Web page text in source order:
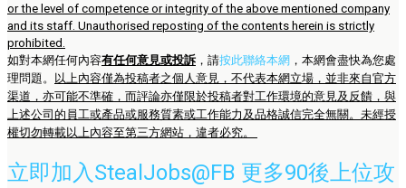
or the level of competence or integrity of the above mentioned company
and its staff. Unauthorised reposting of the contents herein is strictly
prohibited.
如對本網任何內容有任何意見或投訴 ，請按此聯絡本網 ，本網會盡快為您處
理問題。
以上內容僅為投稿者之個人意見，不代表本網立場，並非來自官方
渠道，亦可能不準確，而評論亦僅限於投稿者對工作環境的意見及反饋，與
上述公司的員工或產品或服務質素或工作能力及品格誠信完全無關。未經授
權切勿轉載以上內容至第三方網站，違者必究。
立即加入StealJobs@FB 更多90後上位攻